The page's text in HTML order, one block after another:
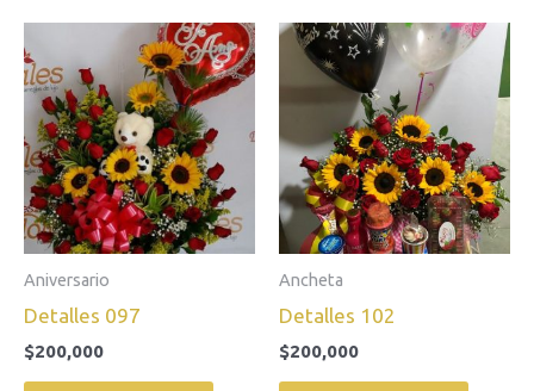
Aniversario
Detalles 097
$200,000
Ancheta
Detalles 102
$200,000